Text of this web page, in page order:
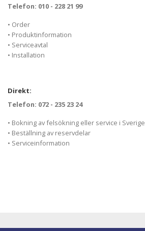
Telefon: 010 - 228 21 99
• Order
• Produktinformation
• Serviceavtal
• Installation
Direkt:
Telefon: 072 - 235 23 24
• Bokning av felsökning eller service i Sverige
• Beställning av reservdelar
• Serviceinformation